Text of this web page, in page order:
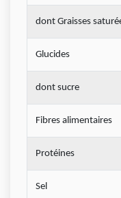
dont Graisses
Glucides
dont sucre
Fibres alimentaires
Protéines
Sel